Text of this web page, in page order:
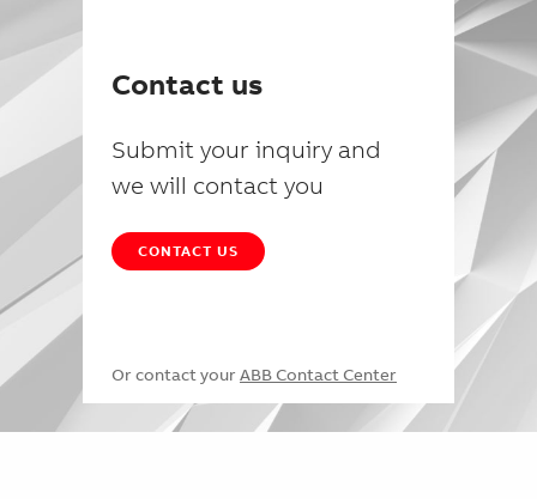
Contact us
Submit your inquiry and
we will contact you
CONTACT US
Or contact your ABB Contact Center